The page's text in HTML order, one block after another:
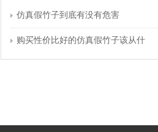
仿真假竹子到底有没有危害
购买性价比好的仿真假竹子该从什